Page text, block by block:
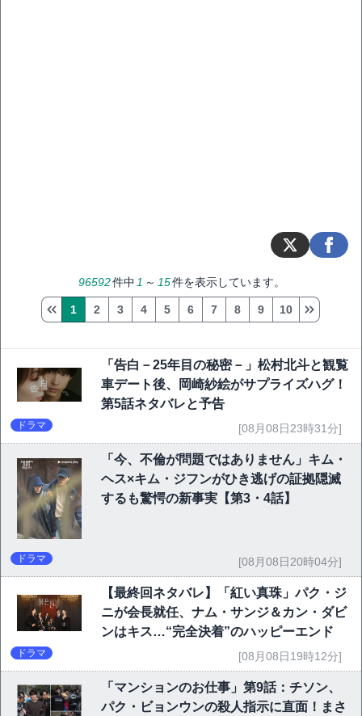
96592件中1 ～ 15件を表示しています。
1 2 3 4 5 6 7 8 9 10
「告白－25年目の秘密－」松村北斗と観覧
車デート後、岡崎紗絵がサプライズハグ！
第5話ネタバレと予告
ドラマ [08月08日23時31分]
「今、不倫が問題ではありません」キム・
ヘス×キム・ジフンがひき逃げの証拠隠滅
するも驚愕の新事実【第3・4話】
ドラマ [08月08日20時04分]
【最終回ネタバレ】「紅い真珠」パク・ジ
ニが会長就任、ナム・サンジ＆カン・ダビ
ンはキス…“完全決着”のハッピーエンド
ドラマ [08月08日19時12分]
「マンションのお仕事」第9話：チソン、
パク・ビョンウンの殺人指示に直面！まさ